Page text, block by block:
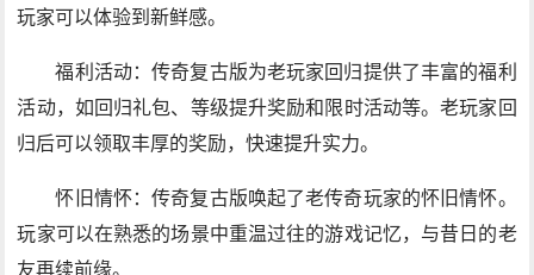
玩家可以体验到新鲜感。
福利活动：传奇复古版为老玩家回归提供了丰富的福利
活动，如回归礼包、等级提升奖励和限时活动等。老玩家回
归后可以领取丰厚的奖励，快速提升实力。
怀旧情怀：传奇复古版唤起了老传奇玩家的怀旧情怀。
玩家可以在熟悉的场景中重温过往的游戏记忆，与昔日的老
友再续前缘。